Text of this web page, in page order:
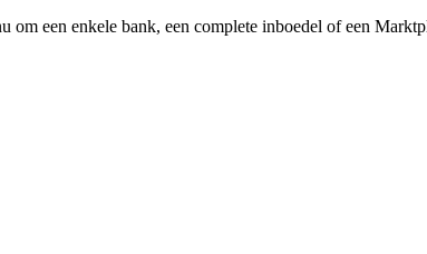
een enkele bank, een complete inboedel of een